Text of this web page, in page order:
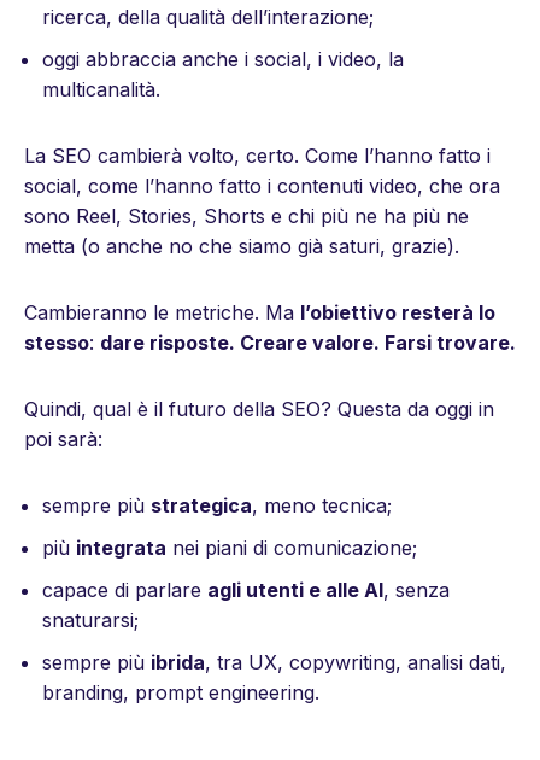
ricerca, della qualità dell’interazione;
oggi abbraccia anche i social, i video, la
multicanalità.
La SEO cambierà volto, certo. Come l’hanno fatto i
social, come l’hanno fatto i contenuti video, che ora
sono Reel, Stories, Shorts e chi più ne ha più ne
metta (o anche no che siamo già saturi, grazie).
Cambieranno le metriche. Ma l’obiettivo resterà lo
stesso: dare risposte. Creare valore. Farsi trovare.
Quindi, qual è il futuro della SEO? Questa da oggi in
poi sarà:
sempre più strategica, meno tecnica;
più integrata nei piani di comunicazione;
capace di parlare agli utenti e alle AI, senza
snaturarsi;
sempre più ibrida, tra UX, copywriting, analisi dati,
branding, prompt engineering.